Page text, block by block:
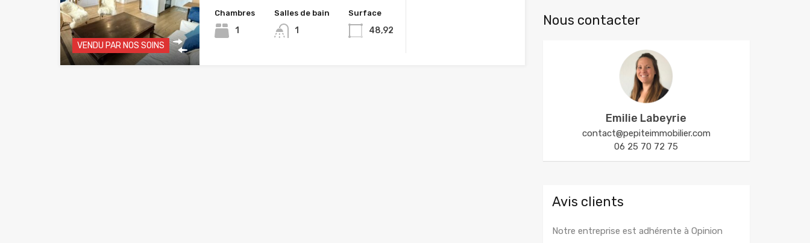
VENDU PAR NOS SOINS
Chambres
1
Salles de bain
1
Surface
48,92
Nous contacter
Emilie Labeyrie
contact@pepiteimmobilier.com
06 25 70 72 75
Avis clients
Notre entreprise est adhérente à Opinion